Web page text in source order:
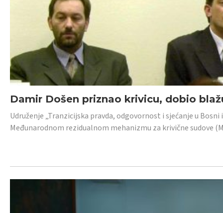
Damir Došen priznao krivicu, dobio
Udruženje „Tranzicijska pravda, odgovornost i sjećanje u
Međunarodnom rezidualnom mehanizmu za krivične sudove